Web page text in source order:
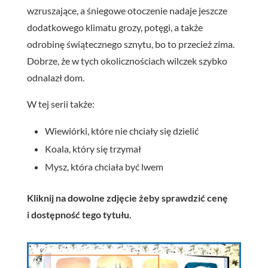
wzruszające, a śniegowe otoczenie nadaje jeszcze
dodatkowego klimatu grozy, potęgi, a także
odrobinę świątecznego sznytu, bo to przecież zima.
Dobrze, że w tych okolicznościach wilczek szybko
odnalazł dom.
W tej serii także:
Wiewiórki, które nie chciały się dzielić
Koala, który się trzymał
Mysz, która chciała być lwem
Kliknij na dowolne zdjęcie żeby sprawdzić cenę
i dostępność tego tytułu.